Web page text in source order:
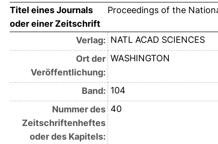
Titel eines Journals
oder einer Zeitschrift
Proceedings of the
Verlag: NATL ACAD SCIENCES
Ort der
Veröffentlichung:
WASHINGTON
Band: 104
Nummer des
Zeitschriftenheftes
oder des Kapitels:
40